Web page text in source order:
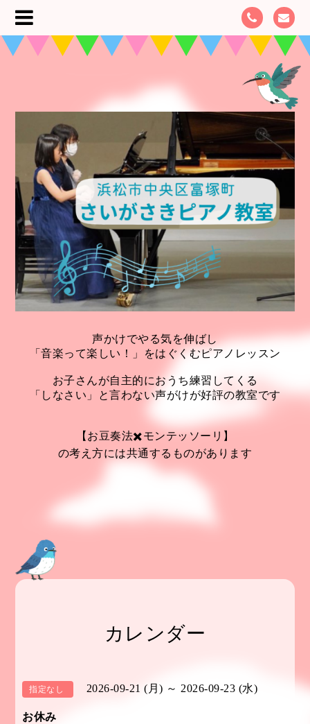
声かけでやる気を伸ばし
「音楽って楽しい！」をはぐくむピアノレッスン
お子さんが自主的におうち練習してくる
「しなさい」と言わない声がけが好評の教室です
【お豆奏法✖️モンテッソーリ】
の考え方には共通するものがあります
カレンダー
指定なし 2026-09-21 (月) ～ 2026-09-23 (水)
お休み